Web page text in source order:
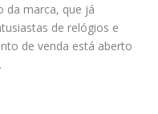
da marca, que já
de relógios e
de venda está aberto